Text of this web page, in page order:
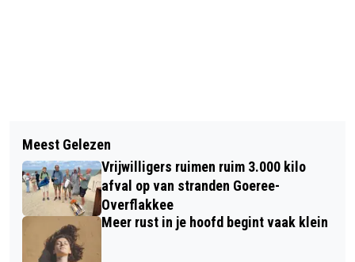
BOUW SENIORENAPPARTEMENTEN
AAN BROEKWEG IN OUDDORP
GESTART
POGING TOT OVERVAL IN ALBERT
HEIJN MIDDELHARNIS MISLUKT,
VERDACHTE AANGEHOUDEN
Meest Gelezen
Vrijwilligers ruimen ruim 3.000 kilo
afval op van stranden Goeree-
Overflakkee
Meer rust in je hoofd begint vaak klein